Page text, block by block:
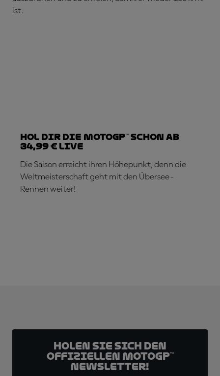
ist.
Hol dir die MotoGP™ schon ab
34,99 € live
Die Saison erreicht ihren Höhepunkt, denn die
Weltmeisterschaft geht mit den Übersee-
Rennen weiter!
Holen Sie sich den
offiziellen MotoGP™
Newsletter!